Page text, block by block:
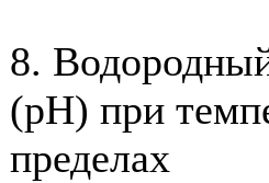
8.
(рН) при
пределах